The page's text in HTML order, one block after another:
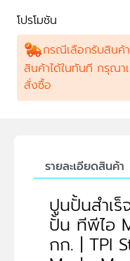
โปรโมชัน
กรณีเลือกรับสินค้า
สินค้าได้ในทันที กรุณา
สั่งซื้อ
รายละเอียดสินค้า
ปูนปั้นสำเ
ปั้น ทีพีไอ
กก. | TPI